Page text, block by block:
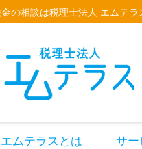
の相談は税理士法人 エムテ
エムテラスとは サー